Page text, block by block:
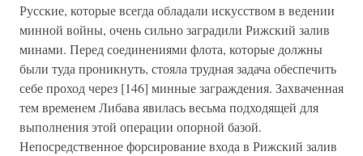
Русские, которые всегда обладали искусством в ведении
минной войны, очень сильно заградили Рижский залив
минами. Перед соединениями флота, которые должны
были туда проникнуть, стояла трудная задача обеспечить
себе проход через [146] минные заграждения. Захваченная
тем временем Либава явилась весьма подходящей для
выполнения этой операции опорной базой.
Непосредственное форсирование входа в Рижский залив